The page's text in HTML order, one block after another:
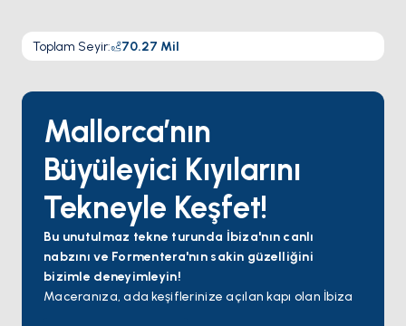
Toplam Seyir: 70.27 Mil
Mallorca’nın
Büyüleyici Kıyılarını
Tekneyle Keşfet!
Bu unutulmaz tekne turunda İbiza'nın canlı
nabzını ve Formentera'nın sakin güzelliğini
bizimle deneyimleyin!
Maceranıza, ada keşiflerinize açılan kapı olan İbiza